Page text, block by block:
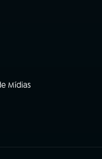
Mídias